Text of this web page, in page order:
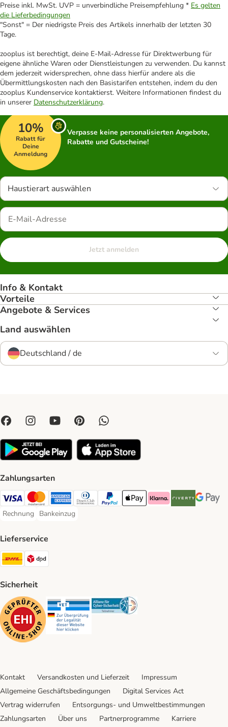
Preise inkl. MwSt. UVP = unverbindliche Preisempfehlung * Es gelten
die Lieferbedingungen
"Sonst" = Der niedrigste Preis des Artikels innerhalb der letzten 30
Tage.
zooplus ist berechtigt, deine E-Mail-Adresse für Direktwerbung für
eigene ähnliche Waren oder Dienstleistungen zu verwenden. Du kannst
dem jederzeit widersprechen, ohne dass hierfür andere als die
Übermittlungskosten nach den Basistarifen entstehen, indem du den
zooplus Kundenservice kontaktierst. Weitere Informationen findest du
in unserer Datenschutzerklärung.
10%
Rabatt für
Deine
Anmeldung
Verpasse keine personalisierten Angebote,
Rabatte und Gutscheine!
Haustierart auswählen
Jetzt anmelden
Info & Kontakt
Vorteile
Angebote & Services
Land auswählen
Deutschland / de
Zahlungsarten
Visa Payment Method
Mastercard Payment Method
American Express Payment Method
Diners Club Payment Method
PayPal Payment Method
Apple Pay Payment Method
Klarna Payment Method
Riverty Payment
Google
Rechnung
Rechnung Payment Method
Bankeinzug
Bankeinzug Payment Method
Lieferservice
DHL Shipping Method
Sicherheit
Security Security Security
Kontakt Versandkosten und Lieferzeit
Impressum
Allgemeine Geschäftsbedingungen
Digital Services Act
Vertrag widerrufen
Entsorgungs- und Umweltbestimmungen
Zahlungsarten
Über uns Partnerprogramme Karriere